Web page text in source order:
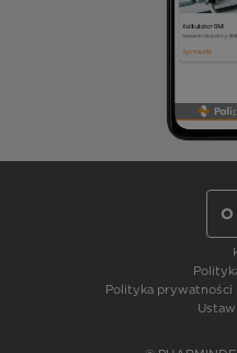
O
Polityka prywatności